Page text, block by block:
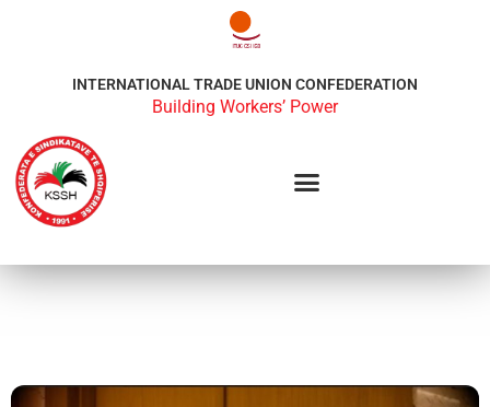
INTERNATIONAL TRADE UNION CONFEDERATION
Building Workers’ Power